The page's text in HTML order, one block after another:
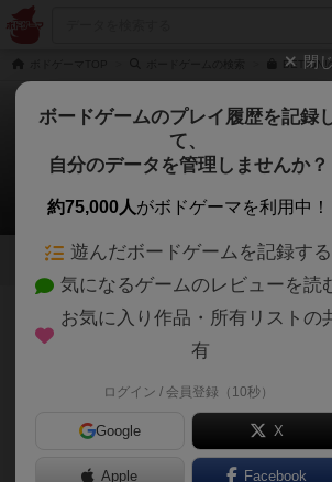
BET ON!
ベットオン！
Jampopoノブさんのレビュー
7 2 7
205名 4名 1 約1年前
🎲『BET! ON!（ベットオン
きが火花を散らす、裏切り
閉
ボードゲームのプレイ履歴を記録
て、
自分のデータを管理しませんか？
約75,000人がボドゲーマを利用中！
遊んだボードゲームを記録する
気になるゲームのレビューを読
お気に入り作品・所有リストの
有
ログイン / 会員登録（10秒）
Google X
Apple Facebook